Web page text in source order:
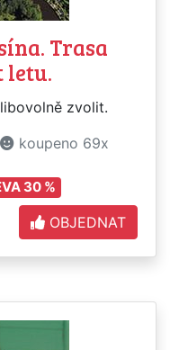
Trasa
letu.
zvolit.
koupeno 69x
30 %
OBJEDNAT